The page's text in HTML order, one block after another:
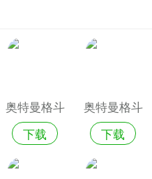
奥特曼格斗
进化0全新
下载
奥特曼格斗
进化0手游
下载